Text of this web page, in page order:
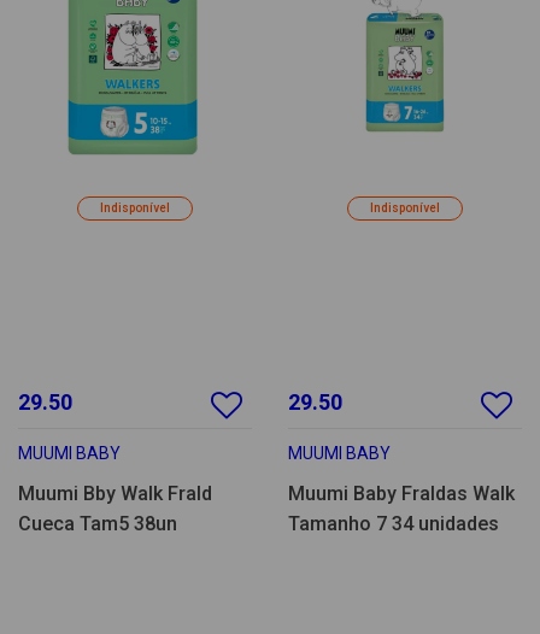
Indisponível
29.50
MUUMI BABY
Muumi Bby Walk Frald
Cueca Tam5 38un
Indisponível
29.50
MUUMI BABY
Muumi Baby Fraldas Walk
Tamanho 7 34 unidades